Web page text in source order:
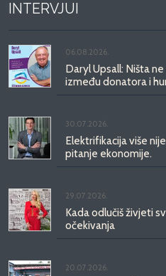
INTERVJUI
06.08.2026.
Daryl Upsall: Ništa
između donatora i
30.07.2026.
Elektrifikacija više
pitanje ekonomije.
29.07.2026.
Kada odlučiš živjeti
očekivanja
20.07.2026.